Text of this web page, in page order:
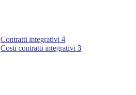
Contratti integrativi 4
Costi contratti integrativi 3